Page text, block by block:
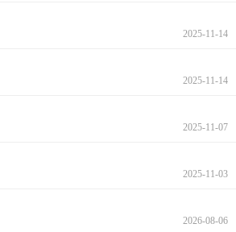
2025-11-14
2025-11-14
2025-11-07
2025-11-03
2026-08-06